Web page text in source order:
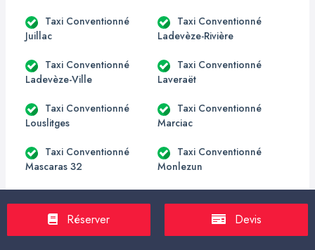
Taxi Conventionné
Juillac
Taxi Conventionné
Ladevèze-Rivière
Taxi Conventionné
Ladevèze-Ville
Taxi Conventionné
Laveraët
Taxi Conventionné
Louslitges
Taxi Conventionné
Marciac
Taxi Conventionné
Mascaras 32
Taxi Conventionné
Monlezun
Pallanne
Taxi Conventionné
Taxi Conventionné Saint-
Réserver Devis